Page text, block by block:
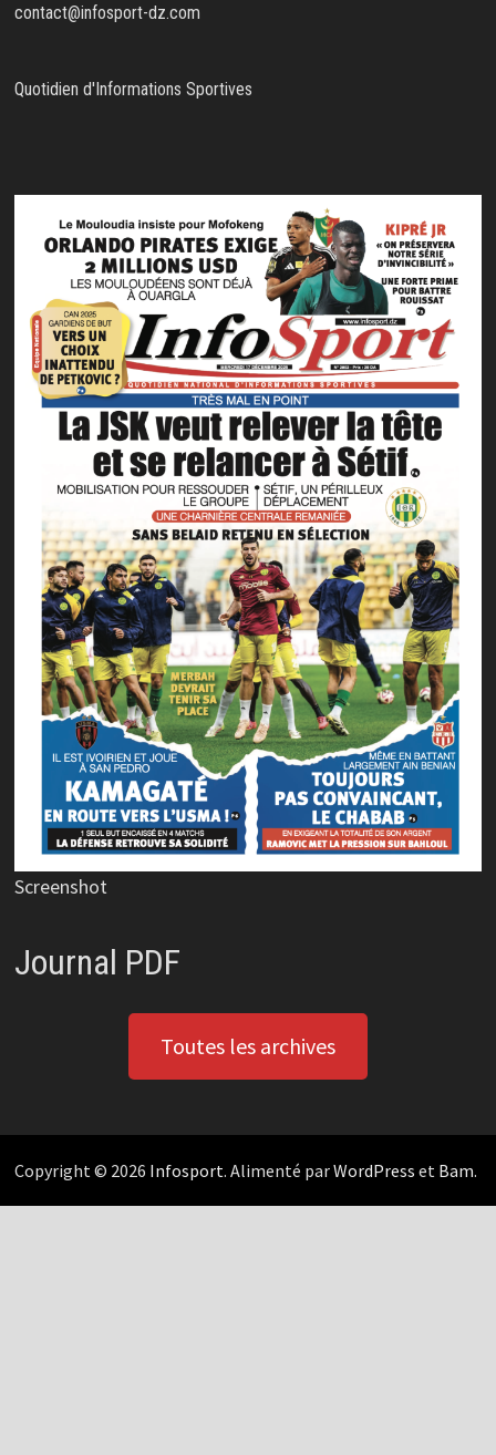
contact@infosport-dz.com
Quotidien d'Informations Sportives
Screenshot
Journal PDF
Toutes les archives
Copyright © 2026 Infosport. Alimenté parWordPress et Bam.